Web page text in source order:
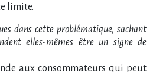
limite.
dans cette problématique, sachant
elles-mêmes être un signe de
aux consommateurs qui peut